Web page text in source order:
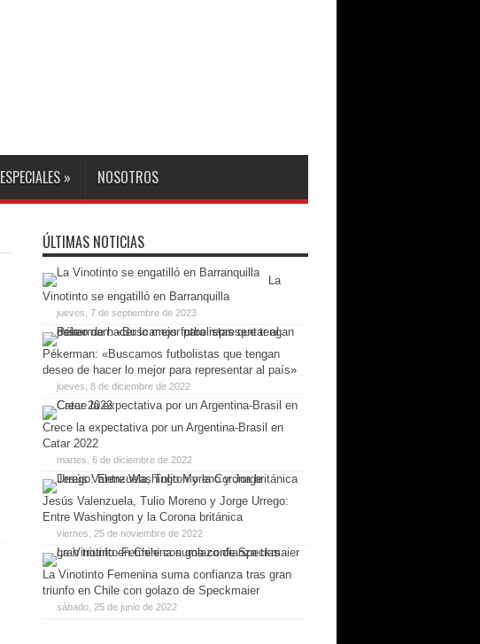
ESPECIALES » NOSOTROS
ÚLTIMAS NOTICIAS
La
Vinotinto se engatilló en Barranquilla
jueves, 7 de septiembre de 2023
Pékerman: «Buscamos futbolistas que tengan
deseo de hacer lo mejor para representar al país»
jueves, 8 de diciembre de 2022
Crece la expectativa por un Argentina-Brasil en
Catar 2022
martes, 6 de diciembre de 2022
Jesús Valenzuela, Tulio Moreno y Jorge Urrego:
Entre Washington y la Corona británica
viernes, 25 de noviembre de 2022
La Vinotinto Femenina suma confianza tras gran
triunfo en Chile con golazo de Speckmaier
sábado, 25 de junio de 2022